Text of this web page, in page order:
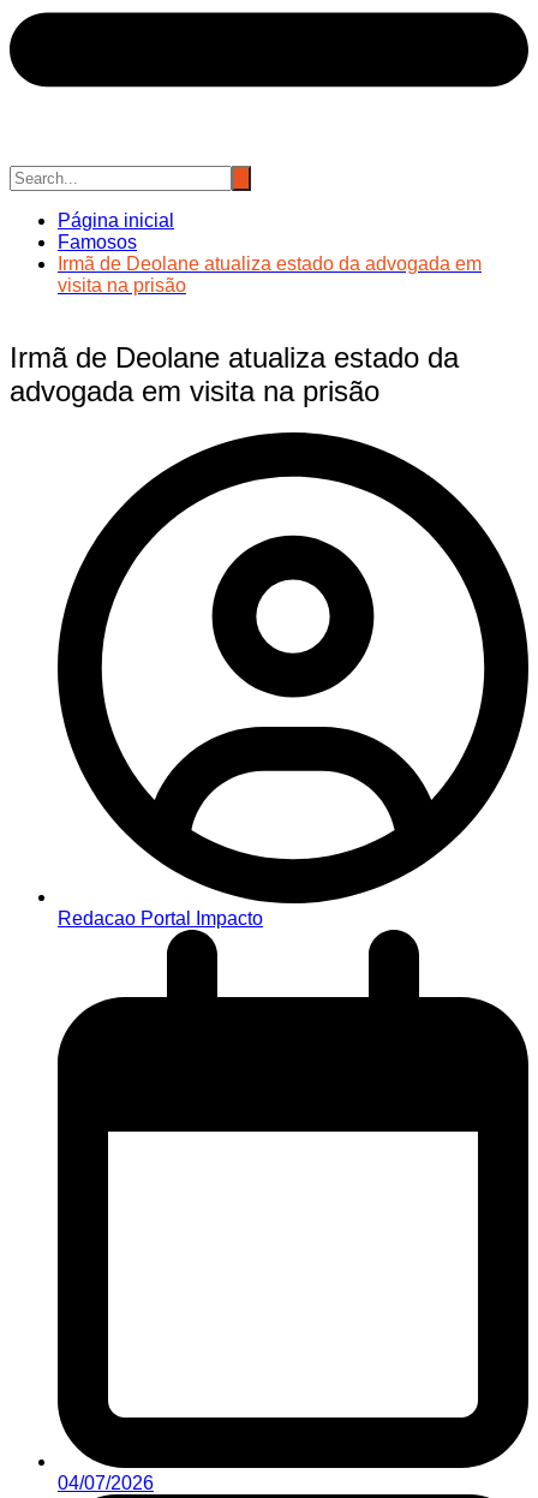
Página inicial
Famosos
Irmã de Deolane atualiza estado da advogada em
visita na prisão
Irmã de Deolane atualiza estado da
advogada em visita na prisão
Redacao Portal Impacto
04/07/2026